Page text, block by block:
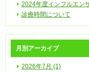
2024年度インフルエン
診療時間について
月別アーカイブ
2026年7月 (1)